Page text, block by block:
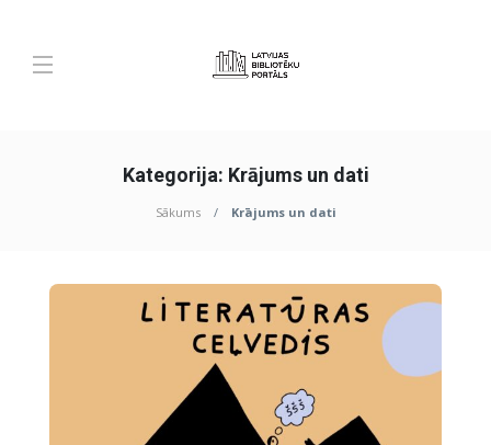
Kategorija: Krājums un dati
Sākums Krājums un dati